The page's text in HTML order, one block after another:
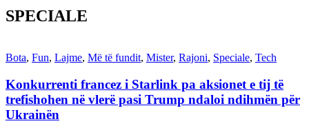
SPECIALE
Bota, Fun, Lajme, Më të fundit, Mister, Rajoni, Speciale, Tech
Konkurrenti francez i Starlink pa aksionet e tij të
trefishohen në vlerë pasi Trump ndaloi ndihmën për
Ukrainën